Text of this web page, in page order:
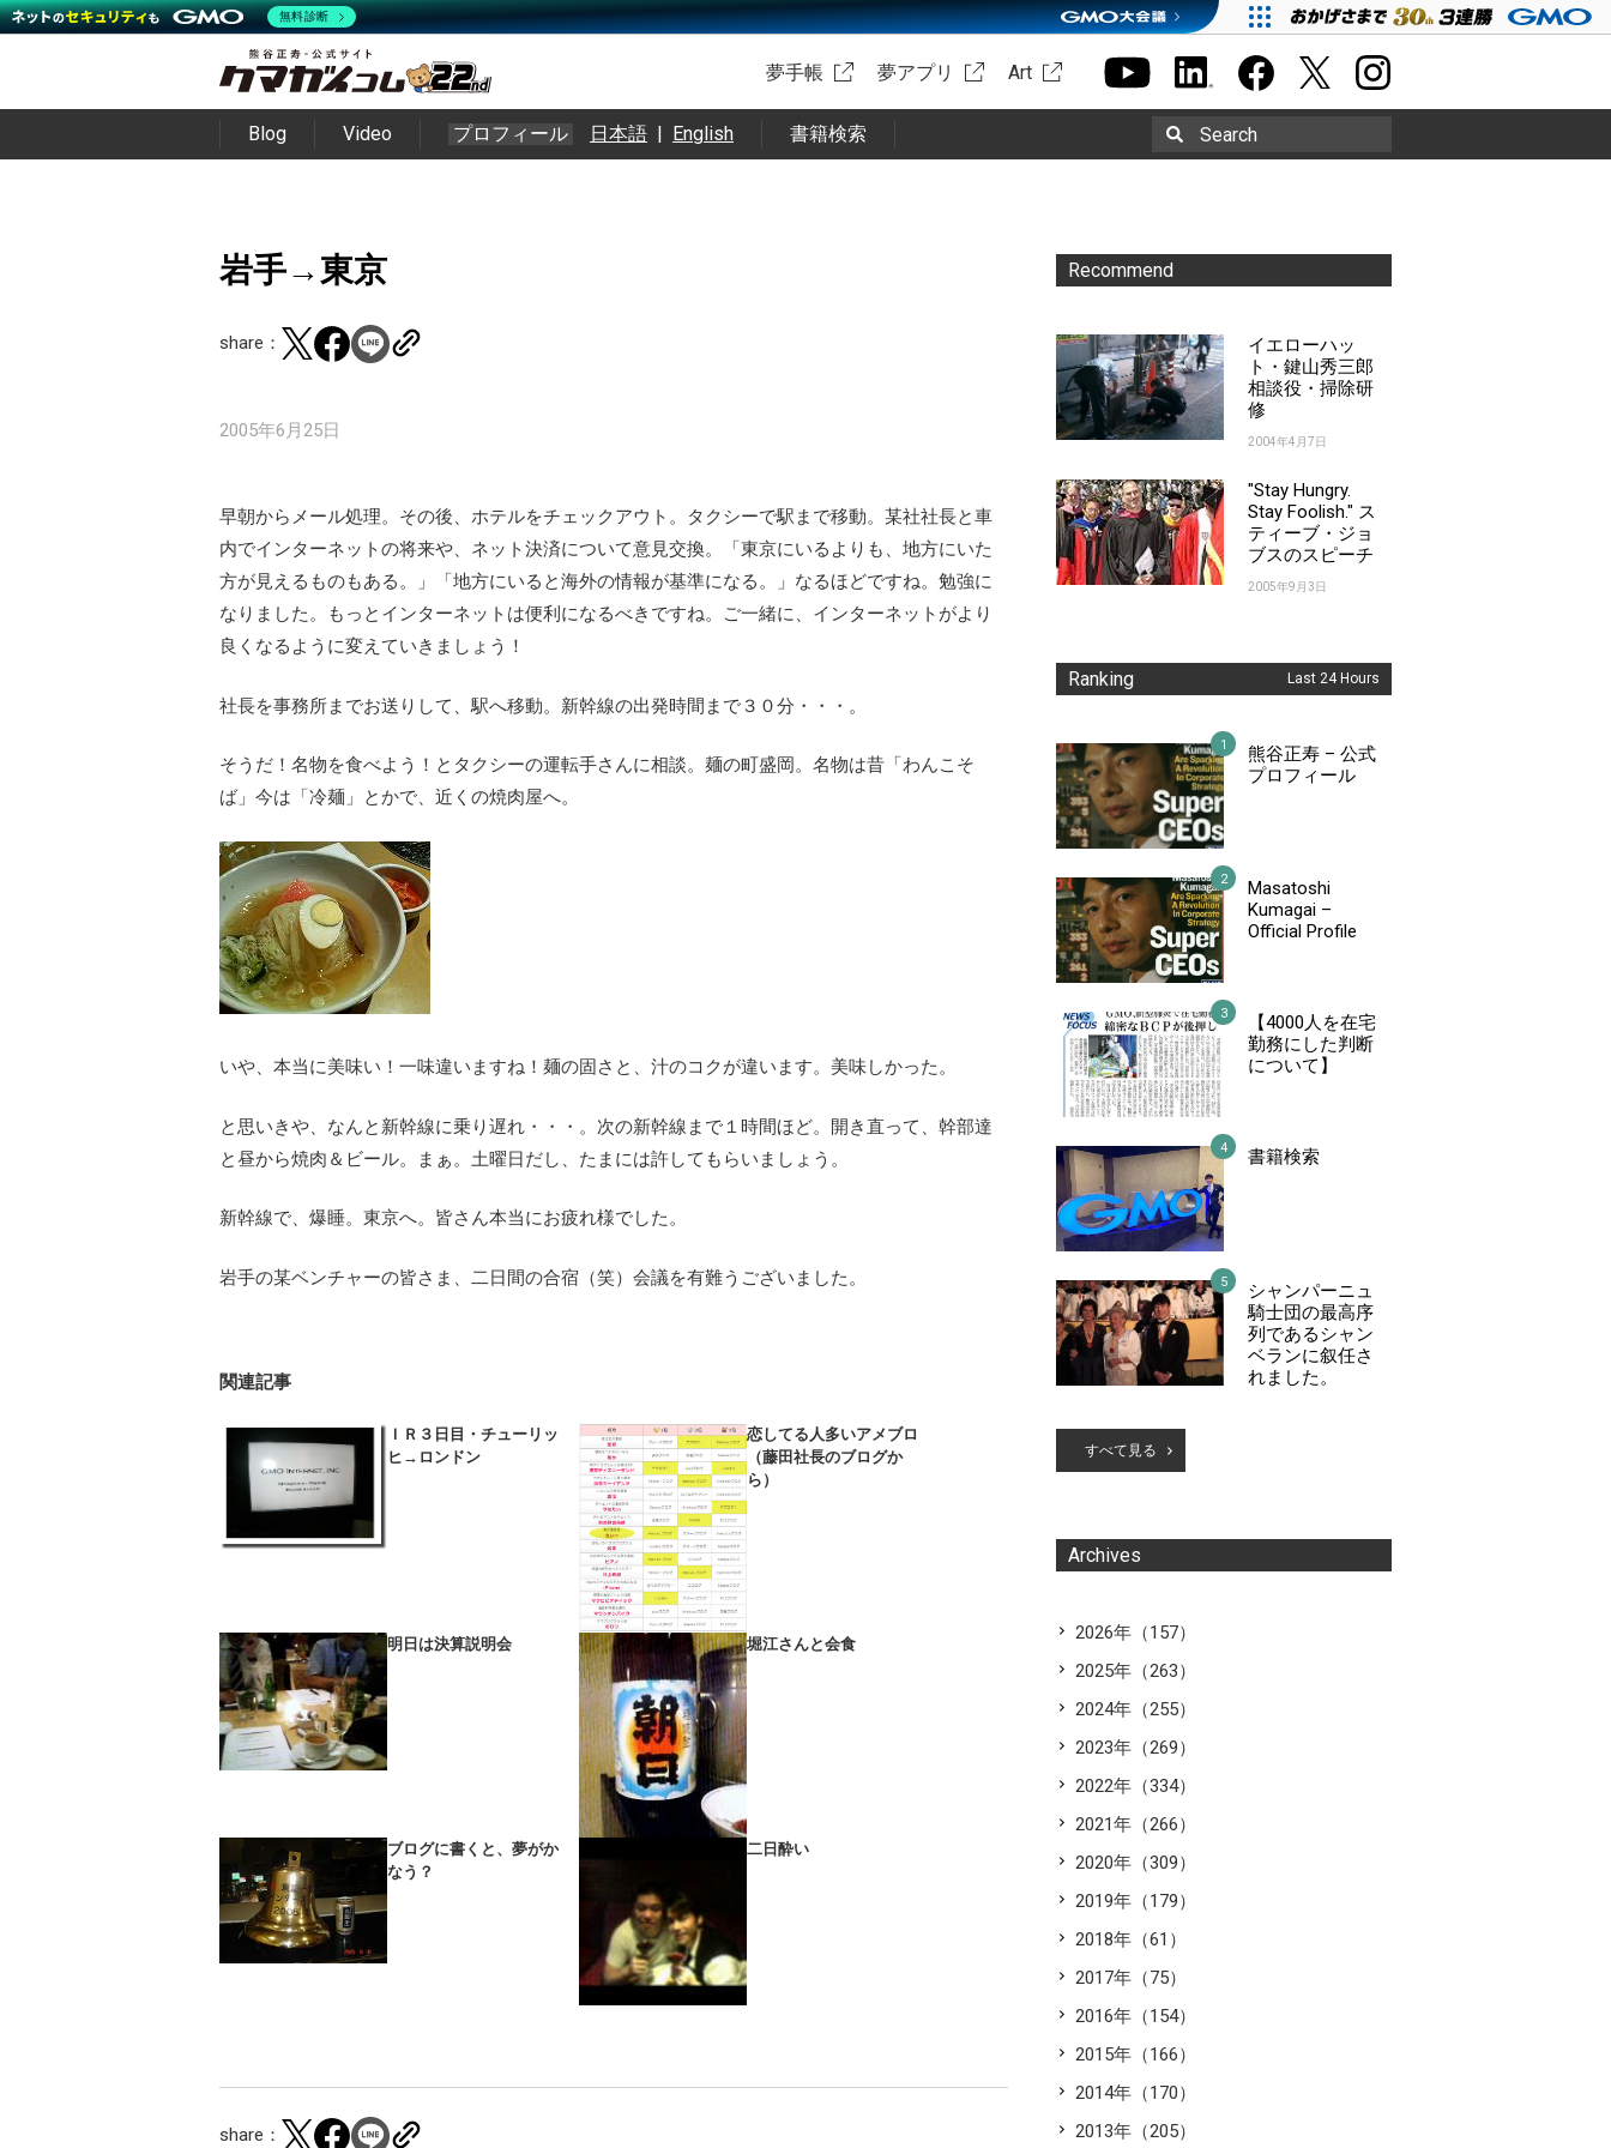
夢手帳 夢アプリ Art
Blog Video プロフィール 日本語 | English 書籍検索 Search
岩手→東京
share：
2005年6月25日
早朝からメール処理。その後、ホテルをチェックアウト。タクシーで駅まで移動。某社社長と車
内でインターネットの将来や、ネット決済について意見交換。「東京にいるよりも、地方にいた
方が見えるものもある。」「地方にいると海外の情報が基準になる。」なるほどですね。勉強に
なりました。もっとインターネットは便利になるべきですね。ご一緒に、インターネットがより
良くなるように変えていきましょう！
社長を事務所までお送りして、駅へ移動。新幹線の出発時間まで３０分・・・。
そうだ！名物を食べよう！とタクシーの運転手さんに相談。麺の町盛岡。名物は昔「わんこそ
ば」今は「冷麺」とかで、近くの焼肉屋へ。
いや、本当に美味い！一味違いますね！麺の固さと、汁のコクが違います。美味しかった。
と思いきや、なんと新幹線に乗り遅れ・・・。次の新幹線まで１時間ほど。開き直って、幹部達
と昼から焼肉＆ビール。まぁ。土曜日だし、たまには許してもらいましょう。
新幹線で、爆睡。東京へ。皆さん本当にお疲れ様でした。
岩手の某ベンチャーの皆さま、二日間の合宿（笑）会議を有難うございました。
関連記事
ＩＲ３日目・チューリッ
ヒ→ロンドン
恋してる人多いアメブロ
（藤田社長のブログか
ら）
明日は決算説明会 堀江さんと会食
ブログに書くと、夢がか
なう？
二日酔い
share：
Recommend
イエローハッ
ト・鍵山秀三郎
相談役・掃除研
修
2004年4月7日
"Stay Hungry.
Stay Foolish." ス
ティーブ・ジョ
ブスのスピーチ
2005年9月3日
Ranking Last 24 Hours
熊谷正寿 – 公式
プロフィール
Masatoshi
Kumagai –
Official Profile
【4000人を在宅
勤務にした判断
について】
書籍検索
シャンパーニュ
騎士団の最高序
列であるシャン
ベランに叙任さ
れました。
すべて見る
Archives
2026年（157）
2025年（263）
2024年（255）
2023年（269）
2022年（334）
2021年（266）
2020年（309）
2019年（179）
2018年（61）
2017年（75）
2016年（154）
2015年（166）
2014年（170）
2013年（205）
無料診断